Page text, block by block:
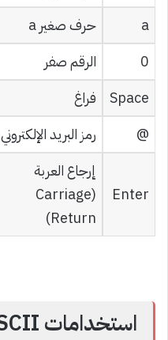
a
حرف صغير a
0
الرقم صفر
Space
فراغ
@
رمز البريد الإلكتروني
Enter
إرجاع العربة
(Carriage
Return)
استخدامات ASCII